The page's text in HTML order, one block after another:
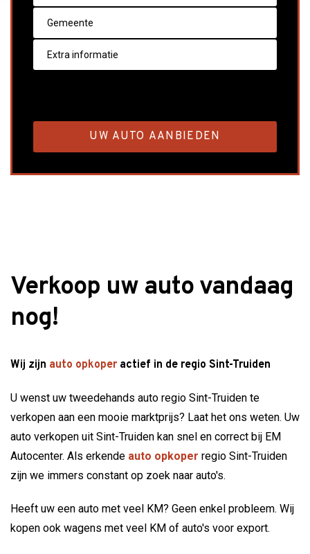
Verkoop uw auto vandaag
nog!
Wij zijn auto opkoper actief in de regio Sint-Truiden
U wenst uw tweedehands auto regio Sint-Truiden te
verkopen aan een mooie marktprijs? Laat het ons weten. Uw
auto verkopen uit Sint-Truiden kan snel en correct bij EM
Autocenter. Als erkende auto opkoper regio Sint-Truiden
zijn we immers constant op zoek naar auto's.
Heeft uw een auto met veel KM? Geen enkel probleem. Wij
kopen ook wagens met veel KM of auto's voor export.